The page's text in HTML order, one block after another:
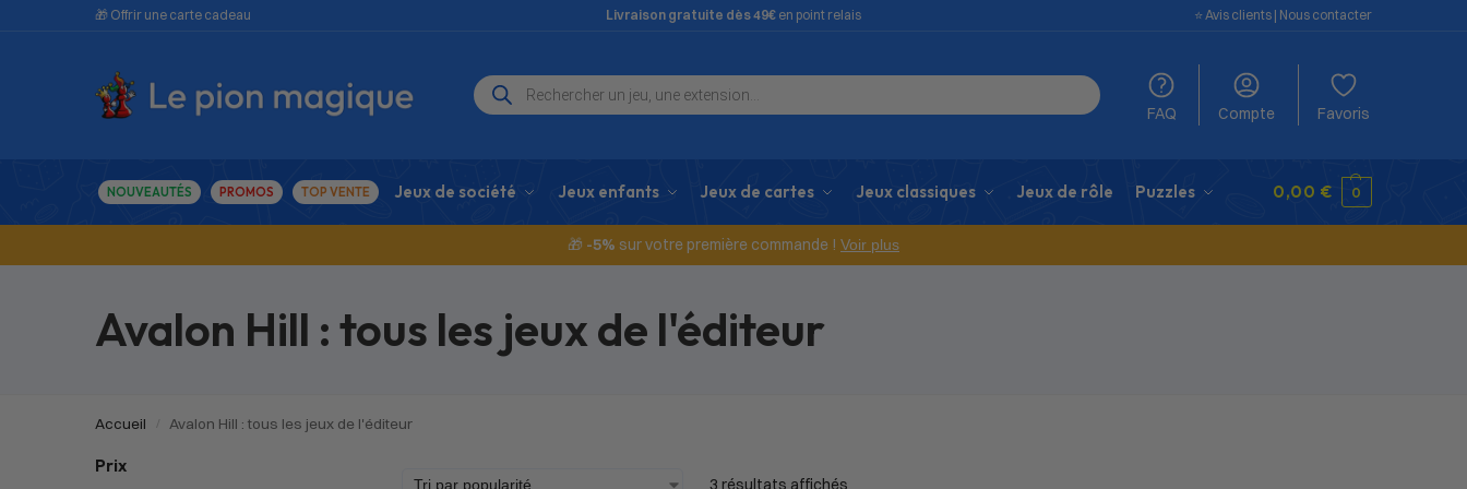
🎁 Offrir une carte cadeau Livraison gratuite dès 49€ en point relais ⭐️ Avis clients | Nous contacter
FAQ Compte Favoris
NOUVEAUTÉS PROMOS TOP VENTE Jeux de société Jeux enfants Jeux de cartes Jeux classiques Jeux de rôle Puzzles 0,00 € 0
🎁 -5% sur votre première commande ! Voir plus
Avalon Hill : tous les jeux de l'éditeur
Accueil Avalon Hill : tous les jeux de l'éditeur
3 résultats affichés
Prix